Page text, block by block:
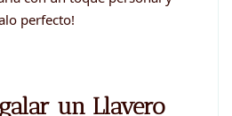
perfecto!
un Llavero